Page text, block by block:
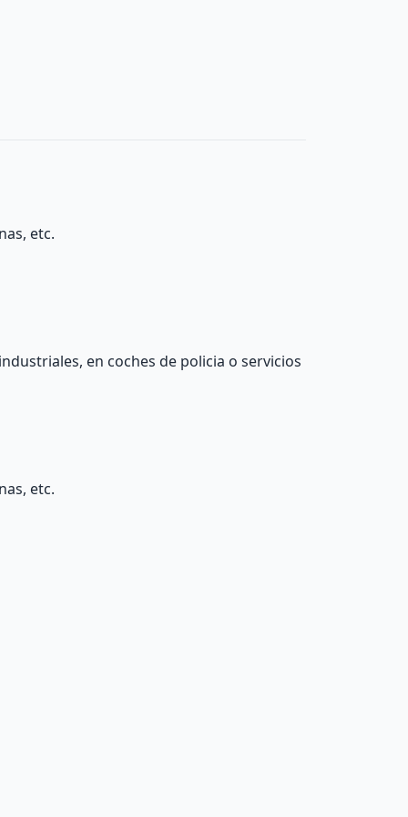
etc.
en coches de policia o servicios
etc.